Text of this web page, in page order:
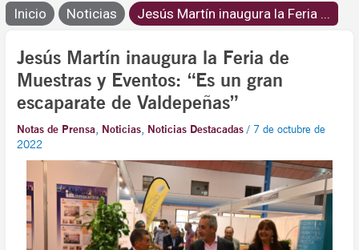
Inicio Noticias Jesús Martín inaugura la Feria ...
Jesús Martín inaugura la Feria de
Muestras y Eventos: “Es un gran
escaparate de Valdepeñas”
Notas de Prensa, Noticias, Noticias Destacadas / 7 de octubre de
2022